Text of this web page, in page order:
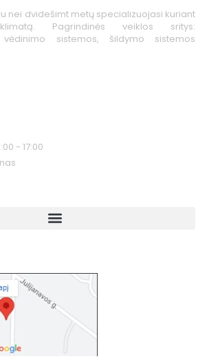
nei dvidešimt metų specializuojasi kuriant
Pagrindinės veiklos sritys:
vėdinimo sistemos, šildymo sistemos
- 17:00